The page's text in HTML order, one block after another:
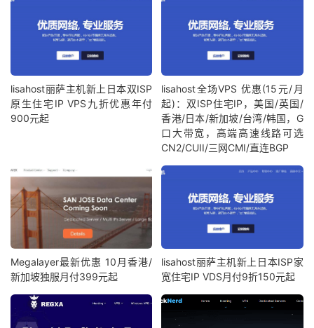
lisahost丽萨主机新上日本双ISP
原生住宅IP VPS九折优惠年付
900元起
lisahost全场VPS 优惠(15元/月
起)：双ISP住宅IP，美国/英国/
香港/日本/新加坡/台湾/韩国，G
口大带宽，高端高速线路可选
CN2/CUII/三网CMI/直连BGP
Megalayer最新优惠 10月香港/
新加坡独服月付399元起
lisahost丽萨主机新上日本ISP家
宽住宅IP VDS月付9折150元起